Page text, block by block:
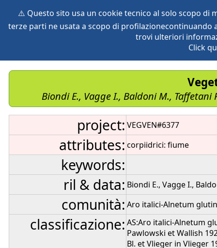
⚠️ Questo sito usa un cookie tecnico al solo scopo di
terze parti ne usata a scopo di
trovi ulteriori
Click
vegetation global db
Biondi E., Vagge I., Baldoni M., Taffetani
project: VEGVEN#6377
attributes: corpiidrici: fiume
keywords:
ril & data: Biondi E., Vagge I.,
comunità: Aro italici-Alnetum
classificazione: AS:Aro italici-Alnetum
Pawlowski et Wallish
Bl. et Vlieger in Vlieger